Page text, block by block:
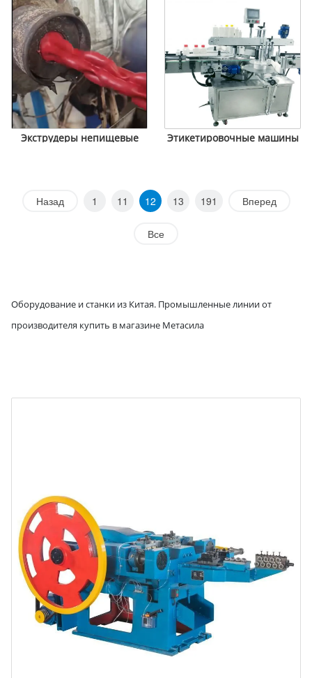
Экструдеры непищевые Этикетировочные машины
Назад 1 11 12 13 191 Вперед
Все
Оборудование и станки из Китая. Промышленные линии от
производителя купить в магазине Метасила